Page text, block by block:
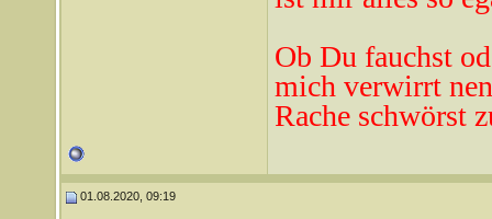
Ob Du fauchst
mich verwirrt ne
Rache schwörst
01.08.2020, 09:19